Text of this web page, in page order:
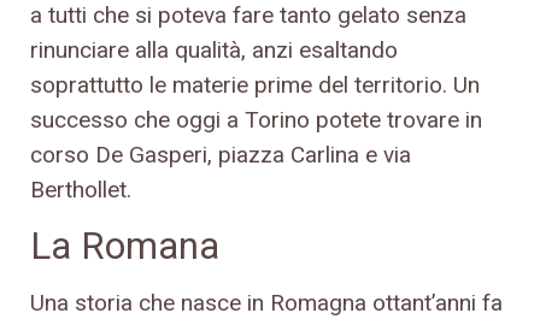
a tutti che si poteva fare tanto gelato senza
rinunciare alla qualità, anzi esaltando
soprattutto le materie prime del territorio. Un
successo che oggi a Torino potete trovare in
corso De Gasperi, piazza Carlina e via
Berthollet.
La Romana
Una storia che nasce in Romagna ottant’anni fa